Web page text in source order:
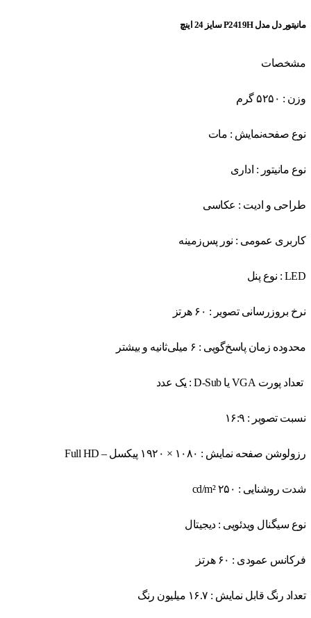
مانیتور دل مدل P2419H سایز 24 اینچ
مشخصات
وزن : ۵۲۵۰ گرم
نوع صفحه‌نمایش : مات
نوع مانیتور : اداری
طراحی و ادیت : عکاسی
کاربری عمومی : نور پس‌زمینه
LED : نوع پنل
نرخ بروزرسانی تصویر : ۶۰ هرتز
محدوده زمان پاسخ‌گویی : ۶ میلی‌ثانیه و بیشتر
تعداد پورت VGA یا D-Sub : یک عدد
نسبت تصویر : ۱۶:۹
رزولوشن صفحه نمایش : ۱۰۸۰ × ۱۹۲۰ پیکسل – Full HD
شدت روشنایی : ۲۵۰ cd/m²
نوع سیگنال ویدئویی : دیجیتال
فرکانس عمودی : ۶۰ هرتز
تعداد رنگ قابل نمایش : ۱۶.۷ میلیون رنگ